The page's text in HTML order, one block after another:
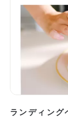
ランディング